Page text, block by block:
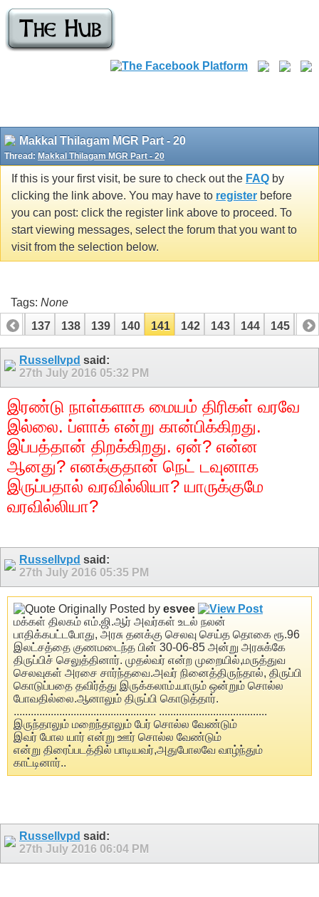
Makkal Thilagam MGR Part - 20
Thread: Makkal Thilagam MGR Part - 20
If this is your first visit, be sure to check out the FAQ by
clicking the link above. You may have to register before
you can post: click the register link above to proceed. To
start viewing messages, select the forum that you want to
visit from the selection below.
Tags: None
136
137 138 139 140 141 142 143 144 145 146
156Russellvpd said:
27th July 2016 05:32 PM
இரண்டு நாள்களாக மையம் திரிகள் வரவே
இல்லை. ப்ளாக் என்று கான்பிக்கிறது.
இப்பத்தான் திறக்கிறது. ஏன்? என்ன
ஆனது? எனக்குதான் நெட் டவுனாக
இருப்பதால் வரவில்லியா? யாருக்குமே
வரவில்லியா?
Russellvpd said:
27th July 2016 05:35 PM
Originally Posted by esvee
மக்கள் திலகம் எம்.ஜி.ஆர் அவர்கள் உடல் நலன்
பாதிக்கபட்டபோது, அரசு தனக்கு செலவு செய்த தொகை ரூ.96
இலட்சத்தை குணமடைந்த பின் 30-06-85 அன்று அரசுக்கே
திருப்பிச் செலுத்தினார். முதல்வர் என்ற முறையில்,மருத்துவ
செலவுகள் அரசை சார்ந்தவை.அவர் நினைத்திருந்தால், திருப்பி
கொடுப்பதை தவிர்த்து இருக்கலாம்.யாரும் ஒன்றும் சொல்ல
போவதில்லை.ஆனாலும் திருப்பி கொடுத்தார்.
.................................................. ......................................
இருந்தாலும் மறைந்தாலும் பேர் சொல்ல வேண்டும்
இவர் போல யார் என்று ஊர் சொல்ல வேண்டும்
என்று திரைப்படத்தில் பாடியவர்,அதுபோலவே வாழ்ந்தும்
காட்டினார்..
Russellvpd said:
27th July 2016 06:04 PM